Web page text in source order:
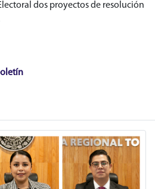
dos proyectos de resolución